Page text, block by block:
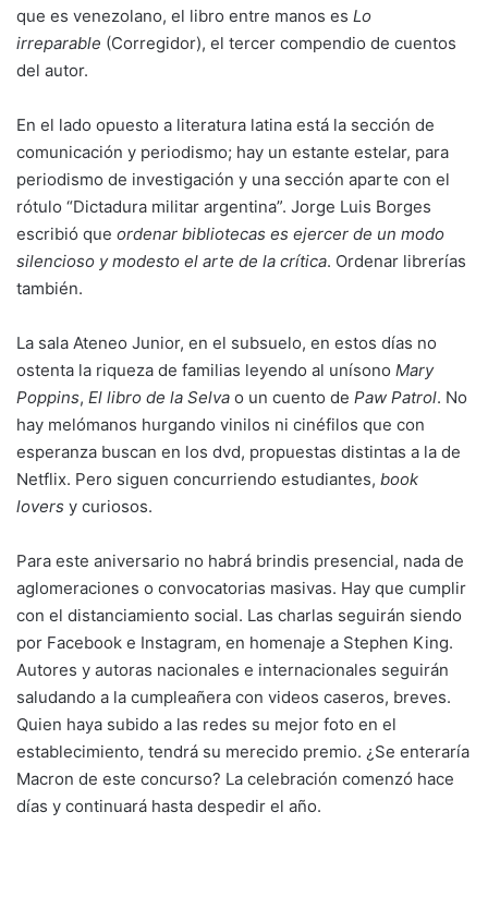
que es venezolano, el libro entre manos es Lo
irreparable (Corregidor), el tercer compendio de cuentos
del autor.
En el lado opuesto a literatura latina está la sección de
comunicación y periodismo; hay un estante estelar, para
periodismo de investigación y una sección aparte con el
rótulo “Dictadura militar argentina”. Jorge Luis Borges
escribió que ordenar bibliotecas es ejercer de un modo
silencioso y modesto el arte de la crítica. Ordenar librerías
también.
La sala Ateneo Junior, en el subsuelo, en estos días no
ostenta la riqueza de familias leyendo al unísono Mary
Poppins, El libro de la Selva o un cuento de Paw Patrol. No
hay melómanos hurgando vinilos ni cinéfilos que con
esperanza buscan en los dvd, propuestas distintas a la de
Netflix. Pero siguen concurriendo estudiantes, book
lovers y curiosos.
Para este aniversario no habrá brindis presencial, nada de
aglomeraciones o convocatorias masivas. Hay que cumplir
con el distanciamiento social. Las charlas seguirán siendo
por Facebook e Instagram, en homenaje a Stephen King.
Autores y autoras nacionales e internacionales seguirán
saludando a la cumpleañera con videos caseros, breves.
Quien haya subido a las redes su mejor foto en el
establecimiento, tendrá su merecido premio. ¿Se enteraría
Macron de este concurso? La celebración comenzó hace
días y continuará hasta despedir el año.